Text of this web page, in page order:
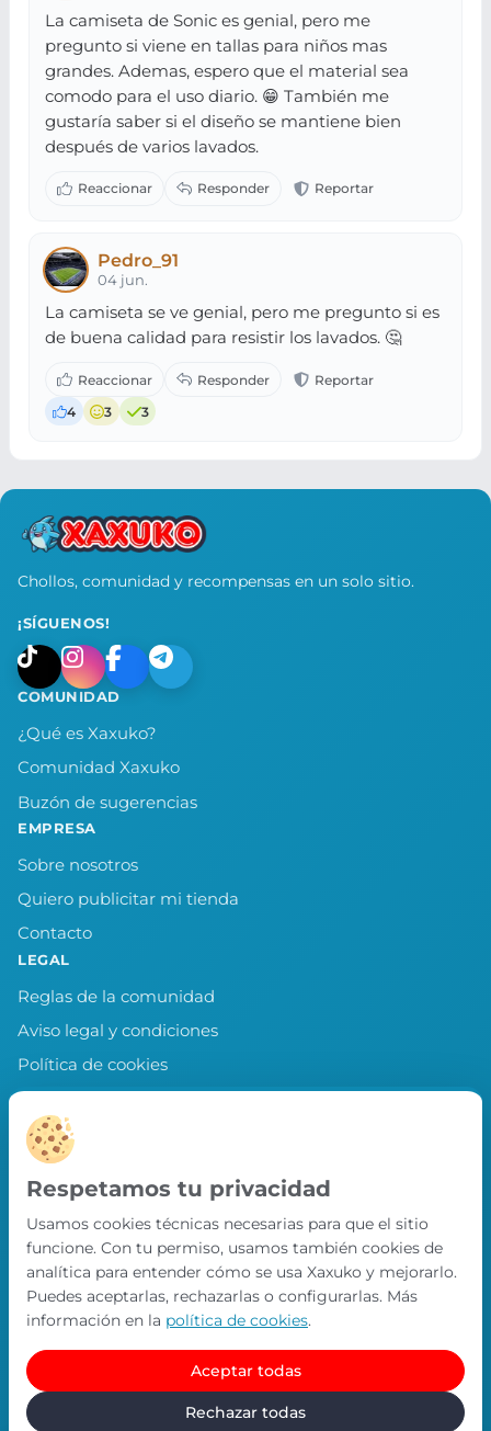
La camiseta de Sonic es genial, pero me
pregunto si viene en tallas para niños mas
grandes. Ademas, espero que el material sea
comodo para el uso diario. 😁 También me
gustaría saber si el diseño se mantiene bien
después de varios lavados.
Pedro_91
04 jun.
La camiseta se ve genial, pero me pregunto si es
de buena calidad para resistir los lavados. 🤔
4 3 3
Chollos, comunidad y recompensas en un solo sitio.
¡SÍGUENOS!
COMUNIDAD
¿Qué es Xaxuko?
Comunidad Xaxuko
Buzón de sugerencias
EMPRESA
Sobre nosotros
Quiero publicitar mi tienda
Contacto
LEGAL
Reglas de la comunidad
Aviso legal y condiciones
Política de cookies
Política de privacidad
Preferencias de cookies
LLEVA XAXUKO CONTIGO
Chollos, misiones y recompensas desde
nuestra APP.
PRÓXIMAMENTE EN
App Store
Política de privacidad
Respetamos tu privacidad
Usamos cookies técnicas necesarias para que el sitio
funcione. Con tu permiso, usamos también cookies de
analítica para entender cómo se usa Xaxuko y mejorarlo.
Puedes aceptarlas, rechazarlas o configurarlas. Más
información en la política de cookies.
Aceptar todas
Rechazar todas